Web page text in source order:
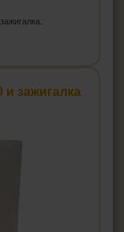
и зажигалка